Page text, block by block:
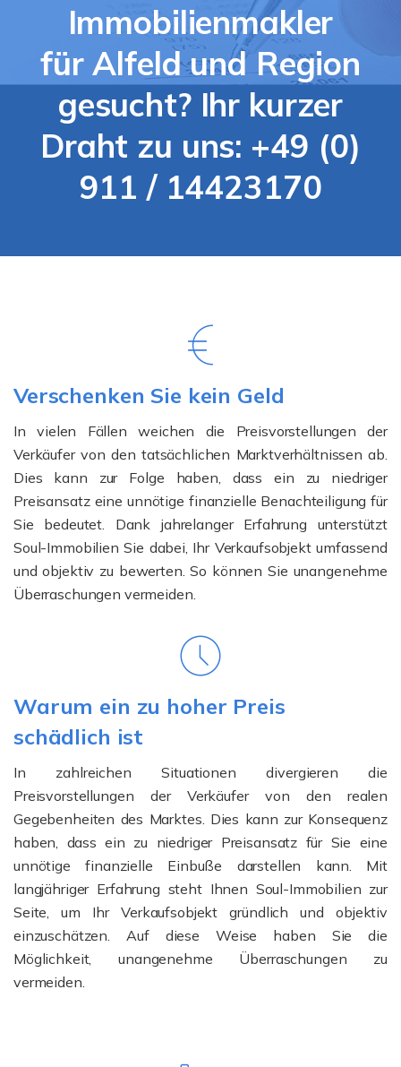
Immobilienmakler
für Alfeld und Region
gesucht? Ihr kurzer
Draht zu uns: +49 (0)
911 / 14423170
Verschenken Sie kein Geld
In vielen Fällen weichen die Preisvorstellungen der
Verkäufer von den tatsächlichen Marktverhältnissen ab.
Dies kann zur Folge haben, dass ein zu niedriger
Preisansatz eine unnötige finanzielle Benachteiligung für
Sie bedeutet. Dank jahrelanger Erfahrung unterstützt
Soul-Immobilien Sie dabei, Ihr Verkaufsobjekt umfassend
und objektiv zu bewerten. So können Sie unangenehme
Überraschungen vermeiden.
Warum ein zu hoher Preis
schädlich ist
In zahlreichen Situationen divergieren die
Preisvorstellungen der Verkäufer von den realen
Gegebenheiten des Marktes. Dies kann zur Konsequenz
haben, dass ein zu niedriger Preisansatz für Sie eine
unnötige finanzielle Einbuße darstellen kann. Mit
langjähriger Erfahrung steht Ihnen Soul-Immobilien zur
Seite, um Ihr Verkaufsobjekt gründlich und objektiv
einzuschätzen. Auf diese Weise haben Sie die
Möglichkeit, unangenehme Überraschungen zu
vermeiden.